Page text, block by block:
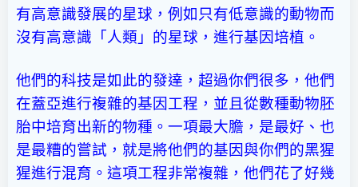
有高意識發展的星球，例如只有低意識的動物而
沒有高意識「人類」的星球，進行基因培植。
他們的科技是如此的發達，超過你們很多，他們
在蓋亞進行複雜的基因工程，並且從數種動物胚
胎中培育出新的物種。一項最大膽，是最好、也
是最糟的嘗試，就是將他們的基因與你們的黑猩
猩進行混育。這項工程非常複雜，他們花了好幾